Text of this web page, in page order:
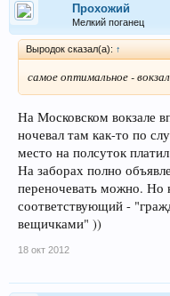
Прохожий
Мелкий поганец
Выродок сказал(а): ↑
самое оптимальное -
На Московском вокзале
ночевал там как-то по
место на полсуток
На заборах полно
переночевать можно. Но
соответствующий -
вещичками" ))
18 окт 2012